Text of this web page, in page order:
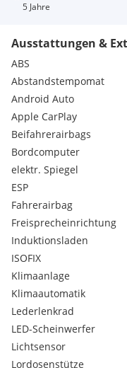
Bluetooth-
CUPRA Full Link Wi-Fi
Coming-Home-
Dachhimmel schwarz
Dachkantenspoiler in
Differentialsperre
Digitaler
Digitales Cockpit Plus
Doppelton-Signalhorn
E-Call Notruf
ESC (Elektronische
Einstiegsleisten
Elektronische
Felgen Alu 18 Zoll
Fensterheber
vorausschauenden
Gepckraumabdeckung
Gurt-
Haltegriffe am
Heckscheiben
5 Jahre
Ausstattungen &
ABS
Abstandstempomat
Android Auto
Apple CarPlay
Beifahrerairbags
Bordcomputer
elektr. Spiegel
ESP
Fahrerairbag
Freisprecheinrichtung
Induktionsladen
ISOFIX
Klimaanlage
Klimaautomatik
Lederlenkrad
LED-Scheinwerfer
Lichtsensor
Lordosenstütze